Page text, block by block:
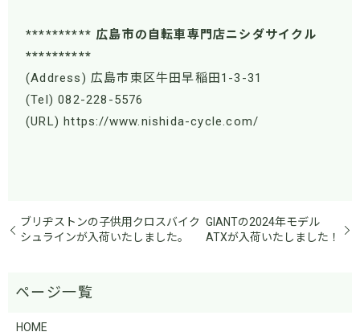
********** 広島市の自転車専門店ニシダサイクル
**********
(Address) 広島市東区牛田早稲田1-3-31
(Tel) 082-228-5576
(URL) https://www.nishida-cycle.com/
ブリヂストンの子供用クロスバイク
シュラインが入荷いたしました。
GIANTの2024年モデル
ATXが入荷いたしました！
HOME